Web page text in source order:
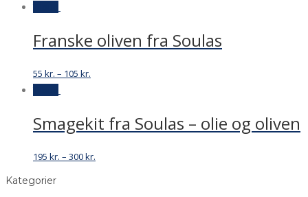
Franske oliven fra Soulas
55 kr. – 105 kr.
Smagekit fra Soulas – olie og oliven
195 kr. – 300kr.
Kategorier